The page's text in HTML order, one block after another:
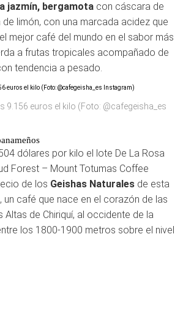
jazmín, bergamota con cáscara de
de limón, con una marcada acidez que
mejor café del mundo en el sabor más
a frutas tropicales acompañado de
tendencia a pesado.
9.156 euros el kilo (Foto: @cafegeisha_es
dólares por kilo el lote De La Rosa
Forest – Mount Totumas Coffee
de los Geishas Naturales de esta
un café que nace en el corazón de las
Altas de Chiriquí, al occidente de la
los 1800-1900 metros sobre el nivel